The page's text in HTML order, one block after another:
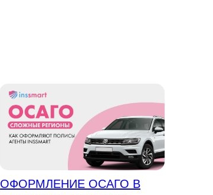
ОФОРМЛЕНИЕ ОСАГО В